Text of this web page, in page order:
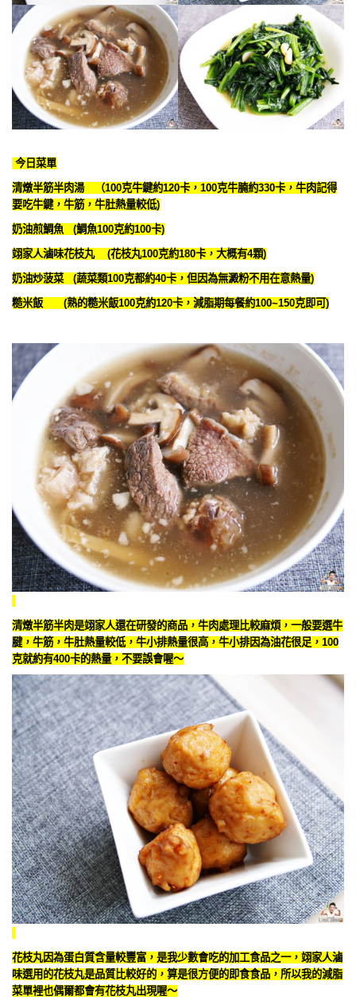
今日菜單
清燉半筋半肉湯 （100克牛鍵約120卡，100克牛腩約330卡，牛肉記得
要吃牛鍵，牛筋，牛肚熱量較低)
奶油煎鯛魚 (鯛魚100克約100卡)
翊家人滷味花枝丸 (花枝丸100克約180卡，大概有4顆)
奶油炒菠菜 (蔬菜類100克都約40卡，但因為無澱粉不用在意熱量)
糙米飯 (熟的糙米飯100克約120卡，減脂期每餐約100~150克即可)
清燉半筋半肉是翊家人還在研發的商品，牛肉處理比較麻煩，一般要選牛
腱，牛筋，牛肚熱量較低，牛小排熱量很高，牛小排因為油花很足，100
克就約有400卡的熱量，不要誤會喔～
花枝丸因為蛋白質含量較豐富，是我少數會吃的加工食品之一，翊家人滷
味選用的花枝丸是品質比較好的，算是很方便的即食食品，所以我的減脂
菜單裡也偶爾都會有花枝丸出現喔～